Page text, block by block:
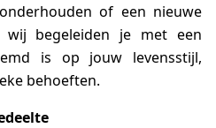
of een nieuwe
wij begeleiden je met een
is op jouw levensstijl,
behoeften.